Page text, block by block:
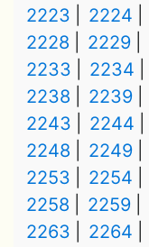
2223
2224
2228
2229
2233
2234
2238
2239
2243
2244
2248
2249
2253
2254
2258
2259
2263
2264